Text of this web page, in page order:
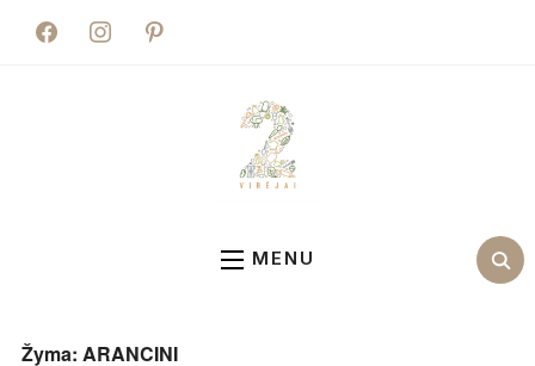
facebookinstagrampinterest
MENU
Žyma: ARANCINI